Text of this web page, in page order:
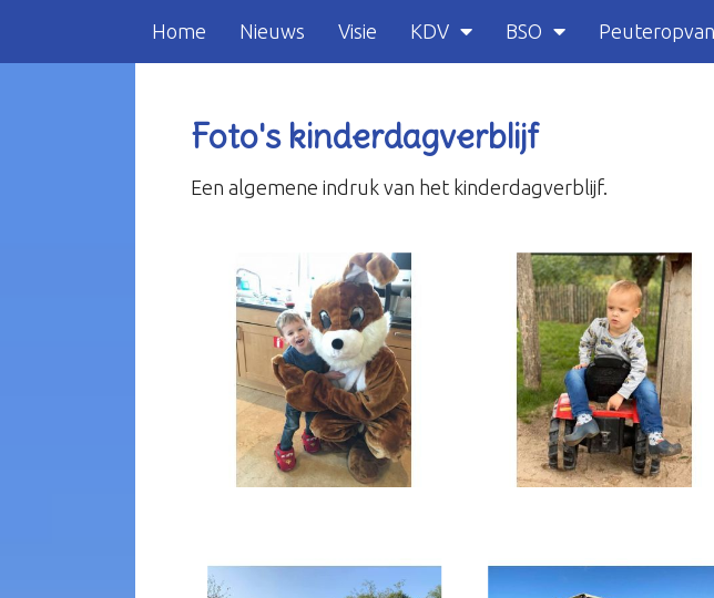
Home Nieuws Visie KDV BSO
Foto's kinderdagverblijf
Een algemene indruk van het kinderdagverblijf.